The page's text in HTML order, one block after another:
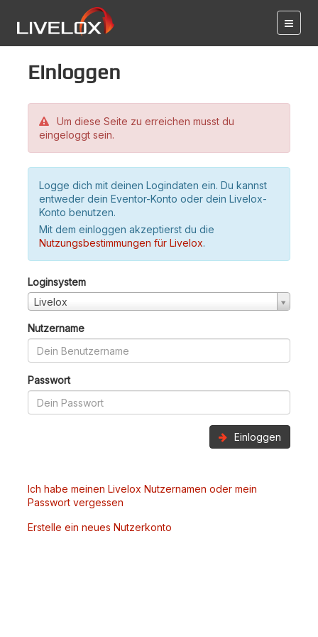
Einloggen
Um diese Seite zu erreichen musst du
eingeloggt sein.
Logge dich mit deinen Logindaten ein. Du kannst
entweder dein Eventor-Konto oder dein Livelox-
Konto benutzen.
Mit dem einloggen akzeptierst du die
Nutzungsbestimmungen für Livelox.
Loginsystem
Livelox
Nutzername
Passwort
Einloggen
Ich habe meinen Livelox Nutzernamen oder mein
Passwort vergessen
Erstelle ein neues Nutzerkonto